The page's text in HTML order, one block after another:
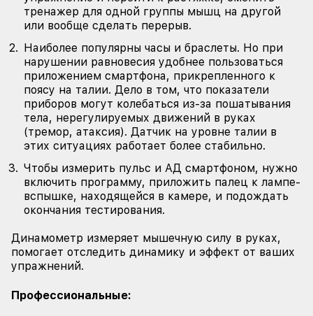
тренажер для одной группы мышц на другой
или вообще сделать перерыв.
Наиболее популярны часы и браслеты. Но при
нарушении равновесия удобнее пользоваться
приложением смартфона, прикрепленного к
поясу на талии. Дело в том, что показатели
приборов могут колебаться из-за пошатывания
тела, нерегулируемых движений в руках
(тремор, атаксия). Датчик на уровне талии в
этих ситуациях работает более стабильно.
Чтобы измерить пульс и АД смартфоном, нужно
включить программу, приложить палец к лампе-
вспышке, находящейся в камере, и подождать
окончания тестирования.
Динамометр измеряет мышечную силу в руках,
помогает отследить динамику и эффект от ваших
упражнений.
Профессиональные: